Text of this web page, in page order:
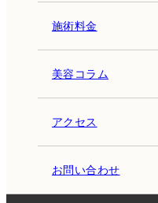
施術料金
美容コラム
アクセス
お問い合わせ